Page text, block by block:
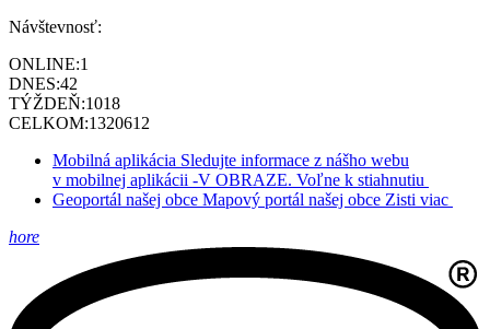
Návštevnosť:
ONLINE:1
DNES:42
TÝŽDEŇ:1018
CELKOM:1320612
Mobilná aplikácia Sledujte informace z nášho webu
v mobilnej aplikácii -V OBRAZE. Voľne k stiahnutiu
Geoportál našej obce Mapový portál našej obce Zisti viac
hore